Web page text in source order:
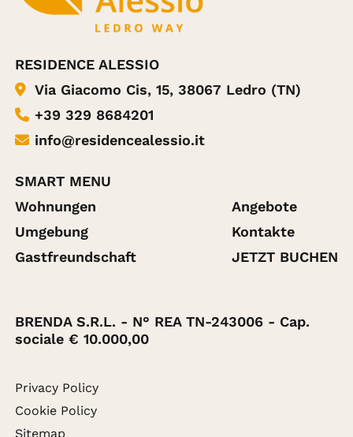
RESIDENCE ALESSIO
Via Giacomo Cis, 15, 38067 Ledro (TN)
+39 329 8684201
info@residencealessio.it
SMART MENU
Wohnungen
Umgebung
Gastfreundschaft
Angebote
Kontakte
JETZT BUCHEN
BRENDA S.R.L. - N° REA TN-243006 - Cap.
sociale € 10.000,00
Privacy Policy
Cookie Policy
Sitemap